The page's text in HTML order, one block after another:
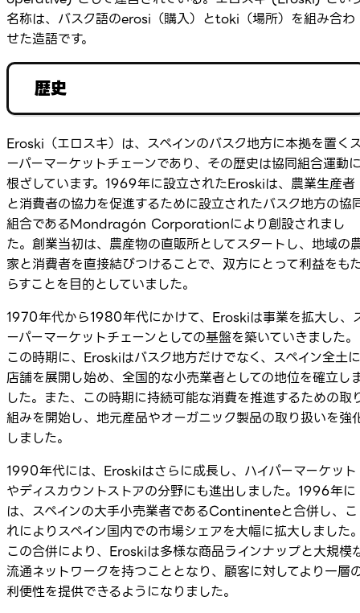
名称は、バスク語のerosi（購入）とtoki（場所）を組み合わ
せた造語です。
歴史
Eroski（エロスキ）は、スペインのバスク地方に本拠を置く
ーパーマーケットチェーンであり、その歴史は協同組合運動
根ざしています。1969年に設立されたEroskiは、農業生産者
と消費者の協力を促進するために設立されたバスク地方の協
組合であるMondragón Corporationにより創設されまし
た。創業当初は、農産物の直販所としてスタートし、地域の
家と消費者を直接結びつけることで、双方にとって利益をも
らすことを目的としていました。
1970年代から1980年代にかけて、Eroskiは事業を拡大し、
ーパーマーケットチェーンとしての基盤を築いていきました。
この時期に、Eroskiはバスク地方だけでなく、スペイン全土に
店舗を展開し始め、全国的な小売業者としての地位を確立し
した。また、この時期に持続可能な消費を推進するための取
組みを開始し、地元産品やオーガニック製品の取り扱いを強
しました。
1990年代には、Eroskiはさらに成長し、ハイパーマーケット
やディスカウントストアの分野にも進出しました。1996年に
は、スペインの大手小売業者であるContinenteと合併し、こ
れによりスペイン国内での市場シェアを大幅に拡大しました
この合併により、Eroskiは多様な商品ラインナップと大規模
流通ネットワークを持つこととなり、顧客に対してより一層
利便性を提供できるようになりました。